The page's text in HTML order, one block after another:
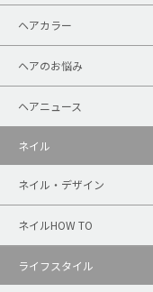
ヘアカラー
ヘアのお悩み
ヘアニュース
ネイル
ネイル・デザイン
ネイルHOW TO
ライフスタイル